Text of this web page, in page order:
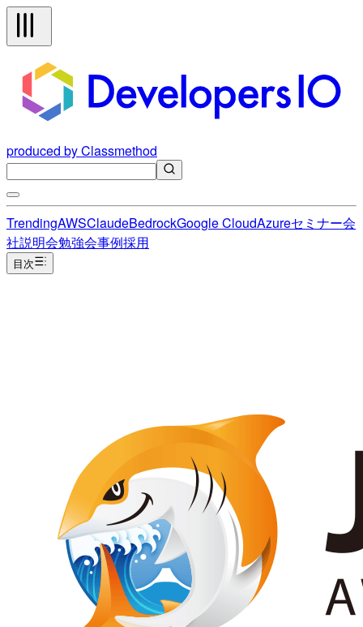
produced by Classmethod
TrendingAWSClaudeBedrockGoogle CloudAzureセミナー会
社説明会勉強会事例採用
目次